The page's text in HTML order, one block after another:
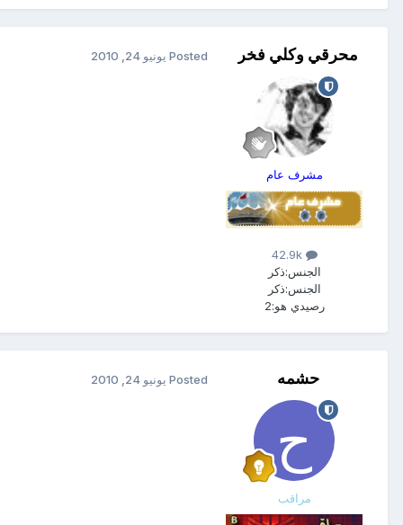
محرقي وكلي فخر
مشرف عام
42.9k
الجنس:ذكر
الجنس:ذكر
رصيدي هو:2
Posted يونيو 24, 2010
حشمه
مراقب
Posted يونيو 24, 2010